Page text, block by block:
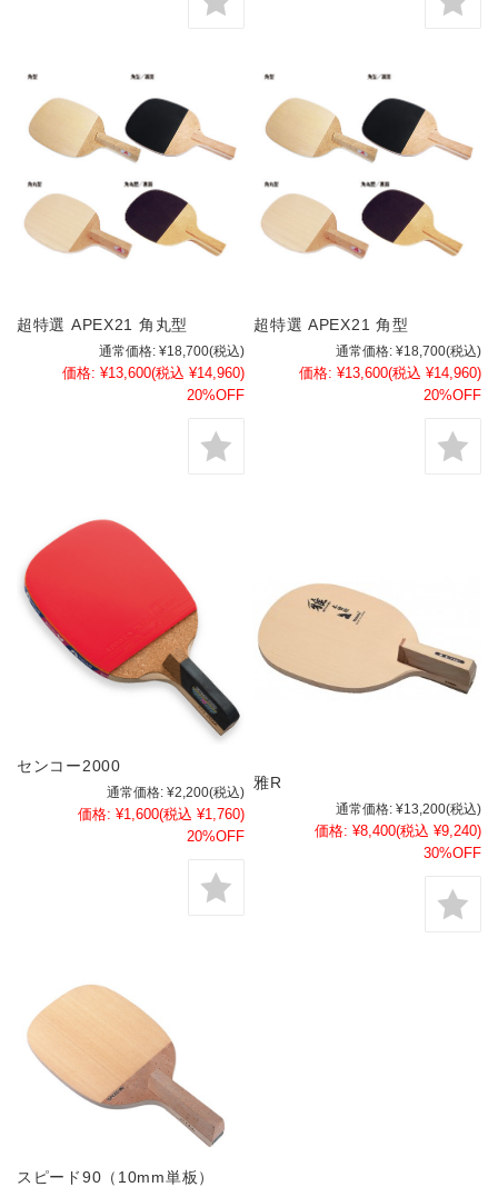
超特選 APEX21 角丸型
通常価格: ¥18,700(税込)
価格: ¥13,600(税込 ¥14,960)
20%OFF
超特選 APEX21 角型
通常価格: ¥18,700(税込)
価格: ¥13,600(税込 ¥14,960)
20%OFF
センコー2000
通常価格: ¥2,200(税込)
価格: ¥1,600(税込 ¥1,760)
20%OFF
雅R
通常価格: ¥13,200(税込)
価格: ¥8,400(税込 ¥9,240)
30%OFF
スピード90（10mm単板）